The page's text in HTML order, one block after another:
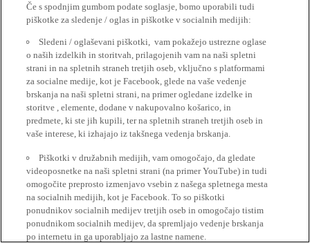
Če s spodnjim gumbom podate soglasje, bomo uporabili tudi
piškotke za sledenje / oglas in piškotke v socialnih medijih:
Sledeni / oglaševani piškotki, vam pokažejo ustrezne oglase
o naših izdelkih in storitvah, prilagojenih vam na naši spletni
strani in na spletnih straneh tretjih oseb, vključno s platformami
za socialne medije, kot je Facebook, glede na vaše vedenje
brskanja na naši spletni strani, na primer ogledane izdelke in
storitve , elemente, dodane v nakupovalno košarico, in
predmete, ki ste jih kupili, ter na spletnih straneh tretjih oseb in
vaše interese, ki izhajajo iz takšnega vedenja brskanja.
Piškotki v družabnih medijih, vam omogočajo, da gledate
videoposnetke na naši spletni strani (na primer YouTube) in tudi
omogočite preprosto izmenjavo vsebin z našega spletnega mesta
na socialnih medijih, kot je Facebook. To so piškotki
ponudnikov socialnih medijev tretjih oseb in omogočajo tistim
ponudnikom socialnih medijev, da spremljajo vedenje brskanja
po internetu in ga uporabljajo za lastne namene.